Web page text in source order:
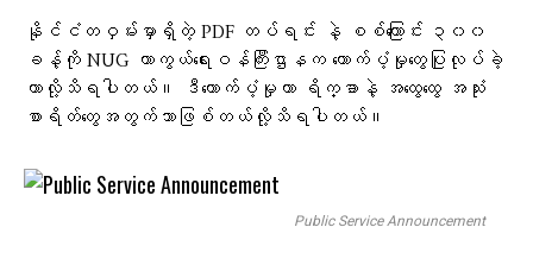
နိုင်ငံတဝှမ်းမှာရှိတဲ့ PDF တပ်ရင်း နဲ့ စစ်ကြောင်း ၃၀၀
ခန့်ကို NUG ကာကွယ်ရေးဝန်ကြီးဌာနက ထောက်ပံ့မှုတွေပြုလုပ်ခဲ့
တာလို့သိရပါတယ်။ ဒီ​ထောက်ပံ့မှုဟာ ရိက္ခာနဲ့ အ​ထွေ​ထွေ အသုံး
စာရိတ်​တွေအတွက်သာဖြစ်တယ်လို့သိရပါတယ်။
Public Service Announcement